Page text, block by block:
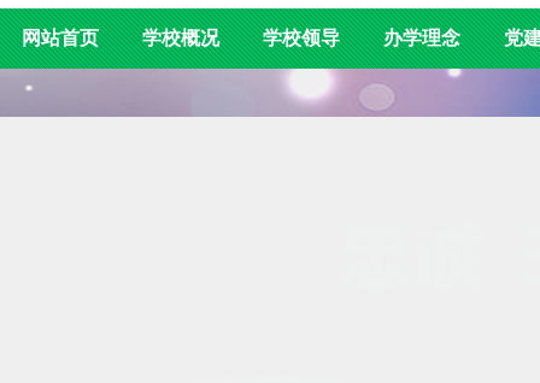
网站首页 学校概况 学校领导 办学理念 党